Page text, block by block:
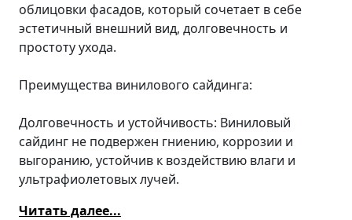
облицовки фасадов, который сочетает в себе
эстетичный внешний вид, долговечность и
простоту ухода.
Преимущества винилового сайдинга:
Долговечность и устойчивость: Виниловый
сайдинг не подвержен гниению, коррозии и
выгоранию, устойчив к воздействию влаги и
ультрафиолетовых лучей.
Читать далее...